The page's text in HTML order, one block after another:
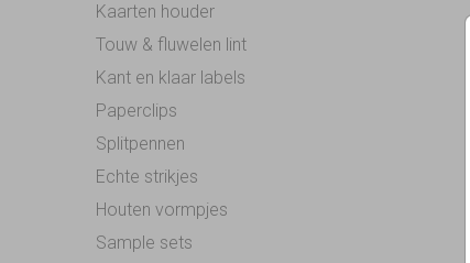
Kaarten houder
Touw & fluwelen lint
Kant en klaar labels
Paperclips
Splitpennen
Echte strikjes
Houten vormpjes
Sample sets